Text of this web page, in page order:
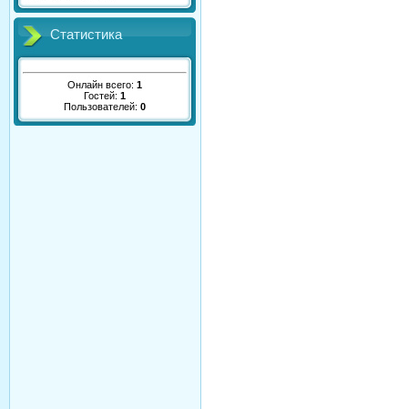
Статистика
Онлайн всего: 1
Гостей: 1
Пользователей: 0